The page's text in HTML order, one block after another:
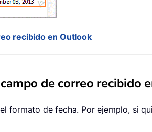
recibido en Outlook
de correo recibido
formato de fecha. Por ejemplo, si